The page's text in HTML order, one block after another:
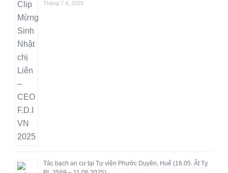
Tháng 7 4, 2025
Tác bạch an cư tại Tự viện Phước Duyên, Huế (16.05. Ất Tỵ